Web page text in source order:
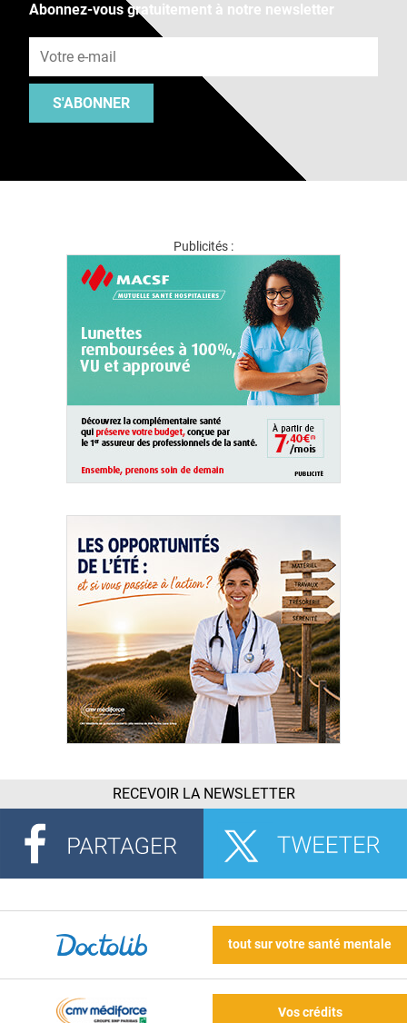
Abonnez-vous gratuitement à notre newsletter
S'ABONNER
Publicités :
RECEVOIR LA NEWSLETTER
tout sur votre santé mentale
Vos crédits